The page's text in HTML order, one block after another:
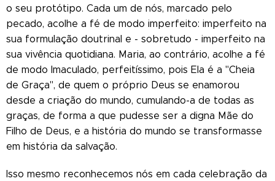
o seu protótipo. Cada um de nós, marcado pelo
pecado, acolhe a fé de modo imperfeito: imperfeito na
sua formulação doutrinal e - sobretudo - imperfeito na
sua vivência quotidiana. Maria, ao contrário, acolhe a fé
de modo Imaculado, perfeitíssimo, pois Ela é a "Cheia
de Graça", de quem o próprio Deus se enamorou
desde a criação do mundo, cumulando-a de todas as
graças, de forma a que pudesse ser a digna Mãe do
Filho de Deus, e a história do mundo se transformasse
em história da salvação.
Isso mesmo reconhecemos nós em cada celebração da